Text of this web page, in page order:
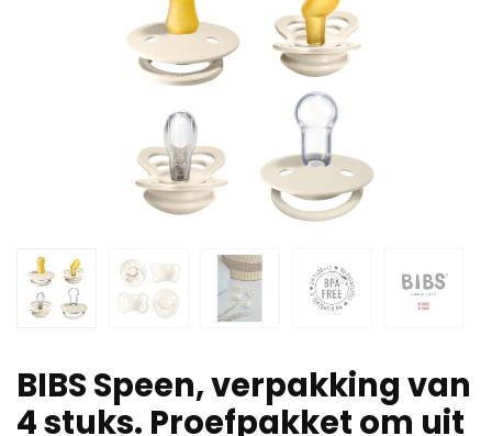
BIBS Speen, verpakking van
4 stuks. Proefpakket om uit